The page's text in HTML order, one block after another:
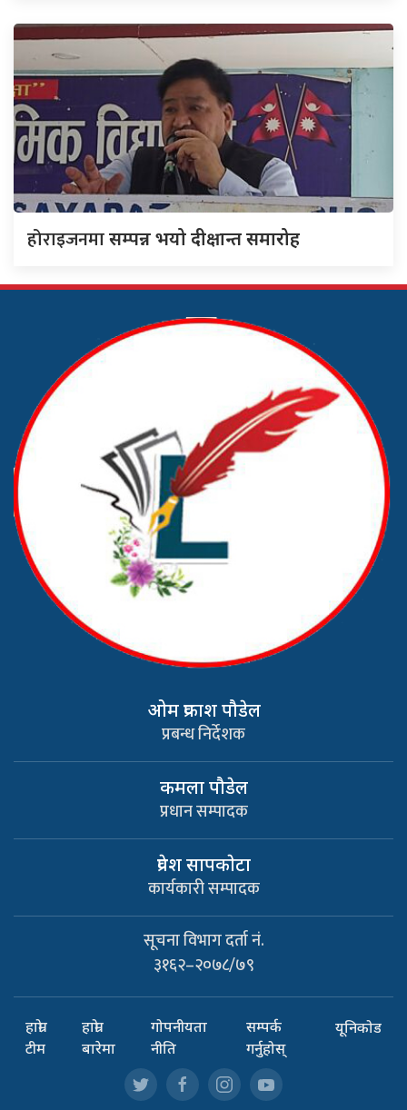
होराइजनमासम्पन्न भयो दीक्षान्त समारोह
ओम प्रकाश पौडेल
प्रबन्ध निर्देशक
कमला पौडेल
प्रधान सम्पादक
प्रवेश सापकाेटा
कार्यकारी सम्पादक
सूचना विभाग दर्ता नं.
३१६२–२०७८/७९
हाम्रो
टीम
हाम्रो
बारेमा
गोपनीयता
नीति
सम्पर्क
गर्नुहोस्
यूनिकोड